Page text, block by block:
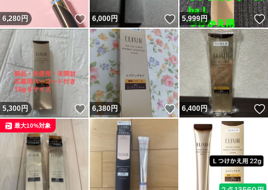
6,280円 いいね！
6,000円 いいね！
5,999円
5,300円 いいね！
6,380円 いいね！
6,400円
最大10%対象